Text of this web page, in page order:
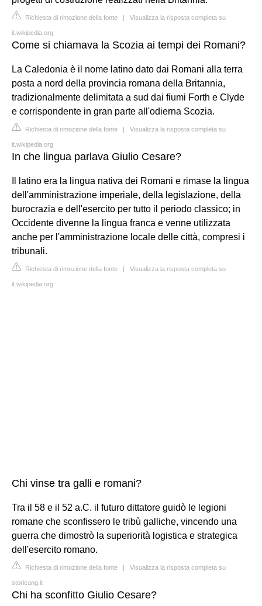
Richiesta di rimozione della fonte | Visualizza la risposta completa su
it.wikipedia.org
Come si chiamava la Scozia ai tempi dei Romani?
La Caledonia è il nome latino dato dai Romani alla terra
posta a nord della provincia romana della Britannia,
tradizionalmente delimitata a sud dai fiumi Forth e Clyde
e corrispondente in gran parte all'odierna Scozia.
Richiesta di rimozione della fonte | Visualizza la risposta completa su
it.wikipedia.org
In che lingua parlava Giulio Cesare?
Il latino era la lingua nativa dei Romani e rimase la lingua
dell'amministrazione imperiale, della legislazione, della
burocrazia e dell'esercito per tutto il periodo classico; in
Occidente divenne la lingua franca e venne utilizzata
anche per l'amministrazione locale delle città, compresi i
tribunali.
Richiesta di rimozione della fonte | Visualizza la risposta completa su
it.wikipedia.org
Chi vinse tra galli e romani?
Tra il 58 e il 52 a.C. il futuro dittatore guidò le legioni
romane che sconfissero le tribù galliche, vincendo una
guerra che dimostrò la superiorità logistica e strategica
dell'esercito romano.
Richiesta di rimozione della fonte | Visualizza la risposta completa su
storicang.it
Chi ha sconfitto Giulio Cesare?